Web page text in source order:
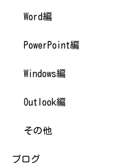
Word編
PowerPoint編
Windows編
Outlook編
その他
ブログ